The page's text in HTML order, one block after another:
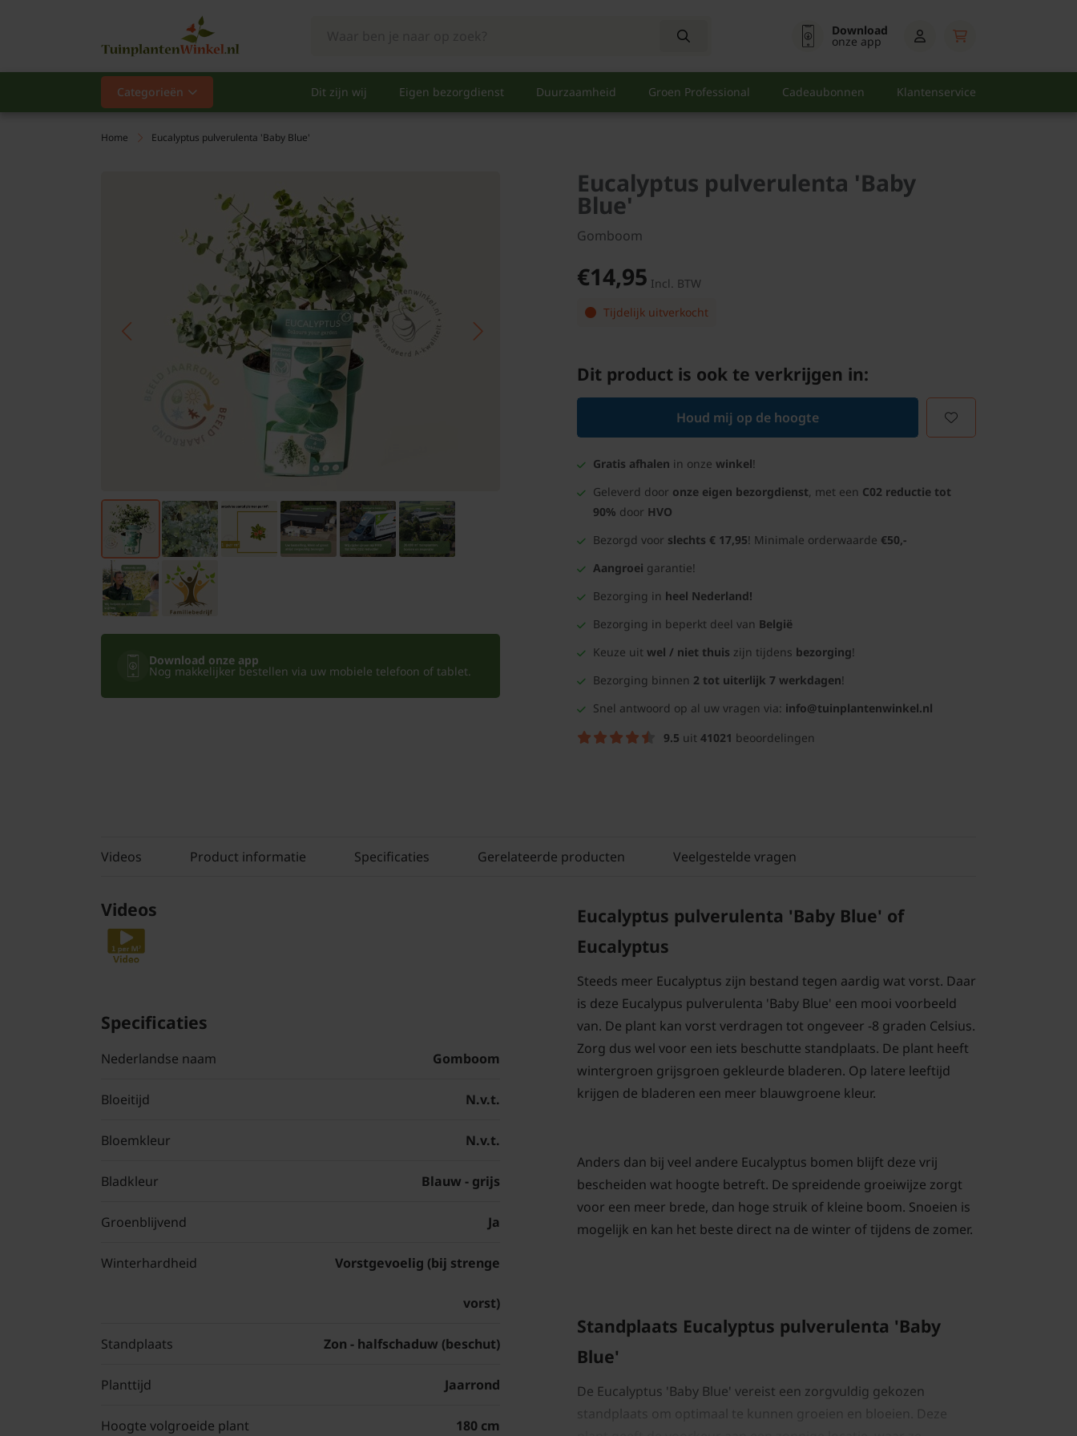
Download
onze app
Categorieën Dit zijn wij Eigen bezorgdienst Duurzaamheid Groen Professional Cadeaubonnen Klantenservice
Categorieën
Populair
Klimplanten
Leibomen
Kamerplanten
Bloempotten
Home Eucalyptus pulverulenta 'Baby Blue'
Download onze app
Nog makkelijker bestellen via uw mobiele telefoon of tablet.
Eucalyptus pulverulenta 'Baby
Blue'
Gomboom
€14,95 Incl. BTW
Tijdelijk uitverkocht
Dit product is ook te verkrijgen in:
Houd mij op de hoogte
Gratis afhalen in onze winkel!
Geleverd door onze eigen bezorgdienst, met een C02 reductie tot
90% door HVO
Bezorgd voor slechts € 17,95! Minimale orderwaarde €50,-
Aangroei garantie!
Bezorging in heel Nederland!
Bezorging in beperkt deel van België
Keuze uit wel / niet thuis zijn tijdens bezorging!
Bezorging binnen 2 tot uiterlijk 7 werkdagen!
Snel antwoord op al uw vragen via: info@tuinplantenwinkel.nl
9.5 uit 41021 beoordelingen
Videos Product informatie Specificaties Gerelateerde producten Veelgestelde vragen
Videos
Specificaties
Nederlandse naam Gomboom
Bloeitijd N.v.t.
Bloemkleur N.v.t.
Bladkleur Blauw - grijs
Groenblijvend Ja
Winterhardheid Vorstgevoelig (bij strenge
vorst)
Standplaats Zon - halfschaduw (beschut)
Planttijd Jaarrond
Hoogte volgroeide plant 180 cm
Eucalyptus pulverulenta 'Baby Blue' of
Eucalyptus
Steeds meer Eucalyptus zijn bestand tegen aardig wat vorst. Daar
is deze Eucalypus pulverulenta 'Baby Blue' een mooi voorbeeld
van. De plant kan vorst verdragen tot ongeveer -8 graden Celsius.
Zorg dus wel voor een iets beschutte standplaats. De plant heeft
wintergroen grijsgroen gekleurde bladeren. Op latere leeftijd
krijgen de bladeren een meer blauwgroene kleur.
Anders dan bij veel andere Eucalyptus bomen blijft deze vrij
bescheiden wat hoogte betreft. De spreidende groeiwijze zorgt
voor een meer brede, dan hoge struik of kleine boom. Snoeien is
mogelijk en kan het beste direct na de winter of tijdens de zomer.
Standplaats Eucalyptus pulverulenta 'Baby
Blue'
De Eucalyptus 'Baby Blue' vereist een zorgvuldig gekozen
standplaats om optimaal te kunnen groeien en bloeien. Deze